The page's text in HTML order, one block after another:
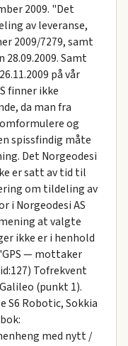
2009. "Det
av leveranse,
2009/7279, samt
Samt
på vår
finner ikke
da man fra
og
spissfindig måte
Det Norgeodesi
er satt av tid til
om tildeling av
i Norgeodesi AS
at valgte
ikke er i henhold
— mottaker
Tofrekvent
(punkt 1).
S6 Robotic, Sokkia
med nytt /